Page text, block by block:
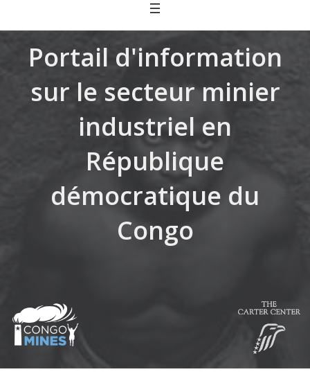
Portail d'information
sur le secteur minier
industriel en
République
démocratique du
Congo